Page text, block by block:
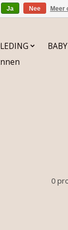
BABY
0
Ja Nee Meer